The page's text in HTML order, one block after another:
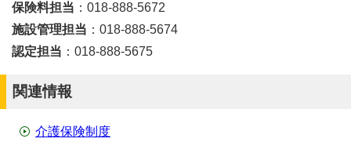
保険料担当 ：018-888-5672
施設管理担当 ：018-888-5674
認定担当 ：018-888-5675
関連情報
介護保険制度